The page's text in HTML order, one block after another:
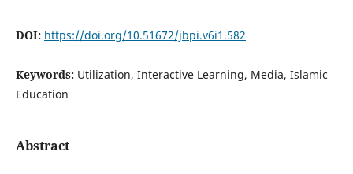
DOI: https://doi.org/10.51672/jbpi.v6i1.582
Keywords: Utilization, Interactive Learning, Media, Islamic
Education
Abstract